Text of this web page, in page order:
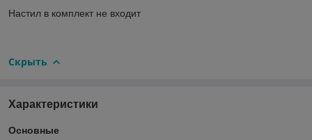
Настил в комплект не входит
Скрыть
Характеристики
Основные